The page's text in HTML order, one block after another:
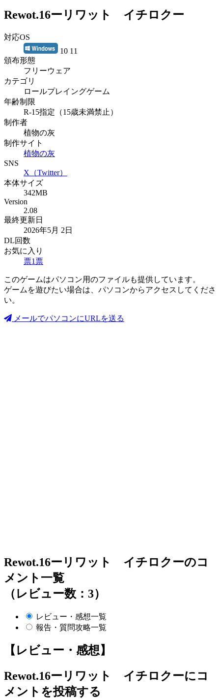
Rewot.16ーリワット イチロクー
対応OS
10 11
頒布形態
フリーウェア
カテゴリ
ロールプレイングゲーム
年齢制限
R-15指定（15歳未満禁止）
制作者
植物の灰
制作サイト
植物の灰
SNS
X（Twitter）
本体サイズ
342MB
Version
2.08
最終更新日
2026年5月 2日
DL回数
お気に入り
票1 票
このゲームはパソコン用のファイルも提供しています。
ゲームを遊びたい場合は、パソコンからアクセスしてくださ
い。
メールでパソコンにURLを送る
Rewot.16ーリワット イチロクーのコ
メント一覧
（レビュー数：3）
レビュー・感想一覧
報告・質問攻略一覧
【レビュー・感想】
Rewot.16ーリワット イチロクーにコ
メントを投稿する